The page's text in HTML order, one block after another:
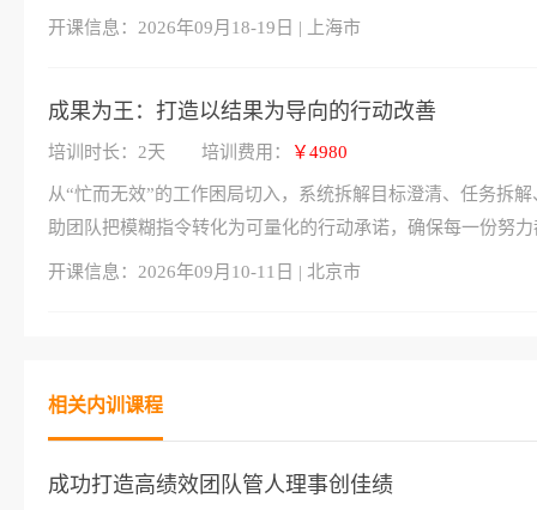
开课信息： 2026年09月18-19日 | 上海市
成果为王：打造以结果为导向的行动改善
培训时长：2天 培训费用： ￥4980
从“忙而无效”的工作困局切入，系统拆解目标澄清、任务拆
助团队把模糊指令转化为可量化的行动承诺，确保每一份努
开课信息： 2026年09月10-11日 | 北京市
相关内训课程
成功打造高绩效团队管人理事创佳绩